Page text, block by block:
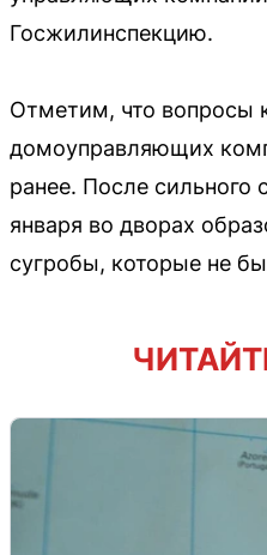
Госжилинспекцию.
Отметим, что вопросы
домоуправляющих
ранее. После сильного
января во дворах
сугробы, которые не